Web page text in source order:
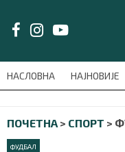
НАСЛОВНА НАЈНОВИЈЕ
meni'); $this_item
ПОЧЕТНА > СПОРТ >
ФУДБАЛ
LAT/ЋИР
НАСЛОВНА